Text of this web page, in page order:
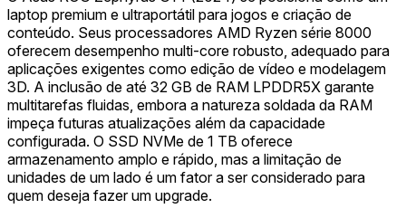
laptop premium e ultraportátil para jogos e criação de
conteúdo. Seus processadores AMD Ryzen série 8000
oferecem desempenho multi-core robusto, adequado para
aplicações exigentes como edição de vídeo e modelagem
3D. A inclusão de até 32 GB de RAM LPDDR5X garante
multitarefas fluidas, embora a natureza soldada da RAM
impeça futuras atualizações além da capacidade
configurada. O SSD NVMe de 1 TB oferece
armazenamento amplo e rápido, mas a limitação de
unidades de um lado é um fator a ser considerado para
quem deseja fazer um upgrade.